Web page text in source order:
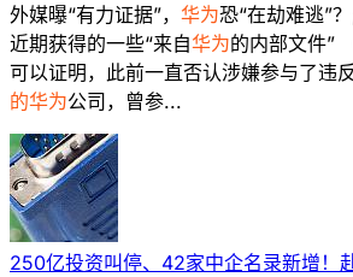
外媒曝“有力证据”， 华为恐“在劫难逃”
近期获得的一些“来自华为的内部文件”
可以证明，此前一直否认涉嫌参与了违反
的华为公司，曾参...
250亿投资叫停、42家中企名录新增！